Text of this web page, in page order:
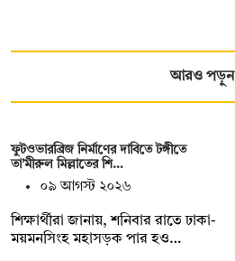
আরও পড়ুন
ফুটওভারব্রিজ নির্মাণের দাবিতে টঙ্গীতে
তা’মীরুল মিল্লাতের শি…
০৯ আগস্ট ২০২৬
শিক্ষার্থীরা জানায়, শনিবার রাতে ঢাকা-
ময়মনসিংহ মহাসড়ক পার হও…